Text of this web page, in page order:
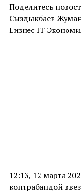
Поделитесь
Сыздыкбаев
Бизнес IT
12:13, 12 марта
контрабандой